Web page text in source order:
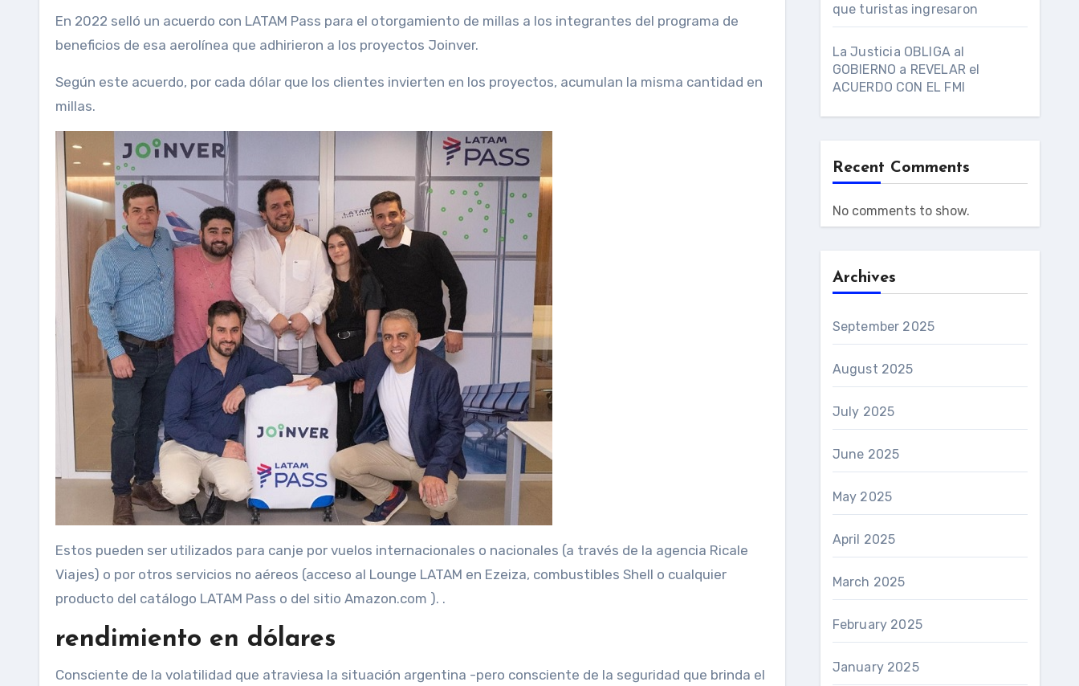
En 2022 selló un acuerdo con LATAM Pass para el otorgamiento de millas a los integrantes del programa de
beneficios de esa aerolínea que adhirieron a los proyectos Joinver.
Según este acuerdo, por cada dólar que los clientes invierten en los proyectos, acumulan la misma cantidad en
millas.
Estos pueden ser utilizados para canje por vuelos internacionales o nacionales (a través de la agencia Ricale
Viajes) o por otros servicios no aéreos (acceso al Lounge LATAM en Ezeiza, combustibles Shell o cualquier
producto del catálogo LATAM Pass o del sitio Amazon.com ). .
rendimiento en dólares
Consciente de la volatilidad que atraviesa la situación argentina -pero consciente de la seguridad que brinda el
que turistas ingresaron
La Justicia OBLIGA al
GOBIERNO a REVELAR el
ACUERDO CON EL FMI
Recent Comments
No comments to show.
Archives
September 2025
August 2025
July 2025
June 2025
May 2025
April 2025
March 2025
February 2025
January 2025